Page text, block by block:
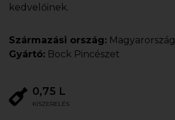
kedvelőinek.
Származási ország: Magyarország
Gyártó: Bock Pincészet
0,75 L
KISZERELÉS